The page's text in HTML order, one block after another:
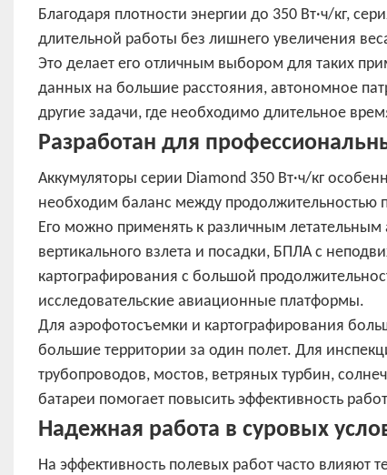
Благодаря плотности энергии до 350 Вт·ч/кг,
длительной работы без лишнего увеличения
Это делает его отличным выбором для таких
данных на большие расстояния, автономное
другие задачи, где необходимо длительное
Разработан для
Аккумуляторы серии Diamond 350 Вт·ч/кг
необходим баланс между
Его можно применять к различным
вертикального взлета и посадки, БПЛА с
картографирования с большой
исследовательские авиационные платформы.
Для аэрофотосъемки и картографирования
большие территории за один полет. Для
трубопроводов, мостов, ветряных турбин,
батареи помогает повысить эффективность
Надежная работа в суровых
На эффективность полевых работ часто